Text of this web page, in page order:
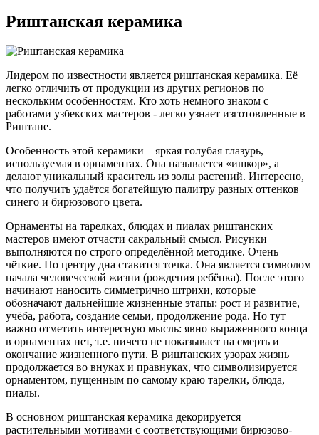
Риштанская керамика
Лидером по известности является риштанская керамика. Её
легко отличить от продукции из других регионов по
нескольким особенностям. Кто хоть немного знаком с
работами узбекских мастеров - легко узнает изготовленные в
Риштане.
Особенность этой керамики – яркая голубая глазурь,
используемая в орнаментах. Она называется «ишкор», а
делают уникальный краситель из золы растений. Интересно,
что получить удаётся богатейшую палитру разных оттенков
синего и бирюзового цвета.
Орнаменты на тарелках, блюдах и пиалах риштанских
мастеров имеют отчасти сакральный смысл. Рисунки
выполняются по строго определённой методике. Очень
чёткие. По центру дна ставится точка. Она является символом
начала человеческой жизни (рождения ребёнка). После этого
начинают наносить симметрично штрихи, которые
обозначают дальнейшие жизненные этапы: рост и развитие,
учёба, работа, создание семьи, продолжение рода. Но тут
важно отметить интересную мысль: явно выраженного конца
в орнаментах нет, т.е. ничего не показывает на смерть и
окончание жизненного пути. В риштанских узорах жизнь
продолжается во внуках и правнуках, что символизируется
орнаментом, пущенным по самому краю тарелки, блюда,
пиалы.
В основном риштанская керамика декорируется
растительными мотивами с соответствующими бирюзово-